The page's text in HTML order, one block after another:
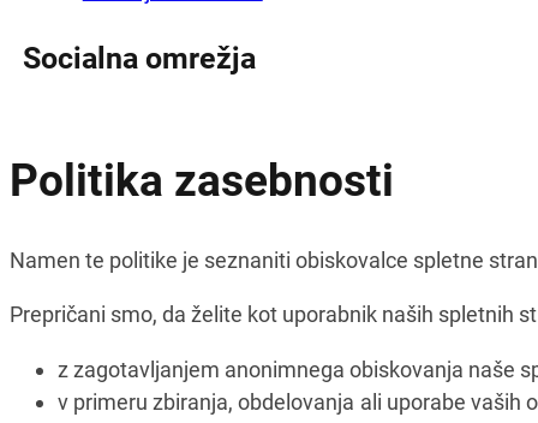
Socialna omrežja
Politika zasebnosti
Namen te politike je seznaniti obiskovalce spletne
Prepričani smo, da želite kot uporabnik naših spletnih
z zagotavljanjem anonimnega obiskovanja naše
v primeru zbiranja, obdelovanja ali uporabe